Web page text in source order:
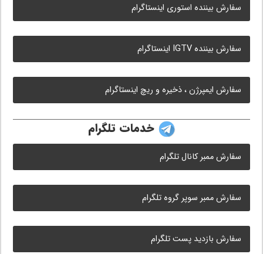
سفارش بیننده استوری اینستاگرام
سفارش بیننده IGTV اینستاگرام
سفارش ایمپرژن ، ذخیره و ریچ اینستاگرام
خدمات تلگرام
سفارش ممبر کانال تلگرام
سفارش ممبر سوپر گروه تلگرام
سفارش بازدید پست تلگرام